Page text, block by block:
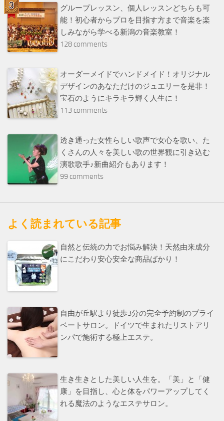
グループレッスン、個人レッスンどちらも可
能！初心者からプロを目指す方まで音楽を楽
しみながら学べる新潟の音楽教室！
128 comments
オーダーメイドでハンドメイド！オリジナル
デザインのあなただけのジュエリーを是非！
宝石のようにキラキラ輝く人生に！
113 comments
透き通った女性らしい歌声で女心を歌い、た
くさんの人々を美しい歌の世界観に引き込む
演歌歌手♪新曲紹介もあります！
99 comments
よく読まれている記事
自然と伝統の力でお悩み解決！天然由来成分
にこだわり安心安全な商品ばかり！
自由が丘駅より徒歩3分の完全予約制のプライ
ベートサロン。ドイツで生まれたリストアリ
ンパで施術する極上エステ。
生き生きとした美しい人生を。「美」と「健
康」を目指し、心と体をパワーアップしてく
れる魔法のようなエステサロン。